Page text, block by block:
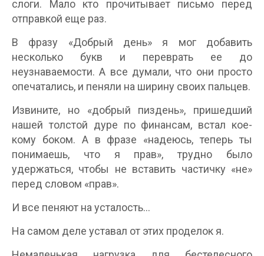
слоги. Мало кто прочитывает письмо перед
отправкой еще раз.
В фразу «Добрый день» я мог добавить
несколько букв и переврать ее до
неузнаваемости. А все думали, что они просто
опечатались, и пеняли на ширину своих пальцев.
Извините, но «добрый пиздень», пришедший
нашей толстой дуре по финансам, встал кое-
кому боком. А в фразе «надеюсь, теперь ты
понимаешь, что я прав», трудно было
удержаться, чтобы не вставить частичку «не»
перед словом «прав».
И все пеняют на усталость…
На самом деле уставал от этих проделок я.